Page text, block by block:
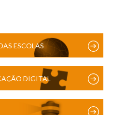
ESCOLAS
DIGITAL